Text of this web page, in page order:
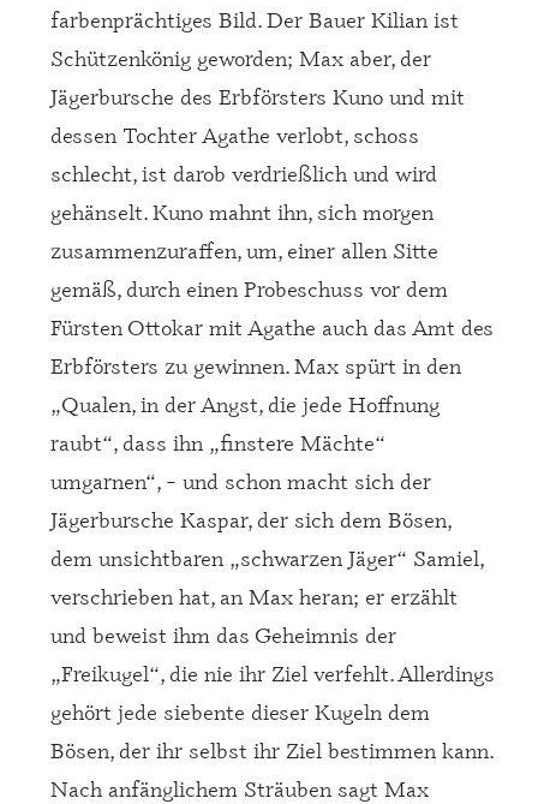
farbenprächtiges Bild. Der Bauer Kilian ist
Schützenkönig geworden; Max aber, der
Jägerbursche des Erbförsters Kuno und mit
dessen Tochter Agathe verlobt, schoss
schlecht, ist darob verdrießlich und wird
gehänselt. Kuno mahnt ihn, sich morgen
zusammenzuraffen, um, einer allen Sitte
gemäß, durch einen Probeschuss vor dem
Fürsten Ottokar mit Agathe auch das Amt des
Erbförsters zu gewinnen. Max spürt in den
„Qualen, in der Angst, die jede Hoffnung
raubt“, dass ihn „finstere Mächte“
umgarnen“, – und schon macht sich der
Jägerbursche Kaspar, der sich dem Bösen,
dem unsichtbaren „schwarzen Jäger“ Samiel,
verschrieben hat, an Max heran; er erzählt
und beweist ihm das Geheimnis der
„Freikugel“, die nie ihr Ziel verfehlt. Allerdings
gehört jede siebente dieser Kugeln dem
Bösen, der ihr selbst ihr Ziel bestimmen kann.
Nach anfänglichem Sträuben sagt Max